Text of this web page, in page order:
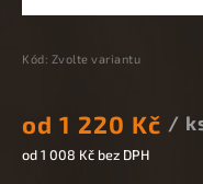
Kód: Zvolte variantu
od 1 220 Kč /
od1 008 Kč bez DPH